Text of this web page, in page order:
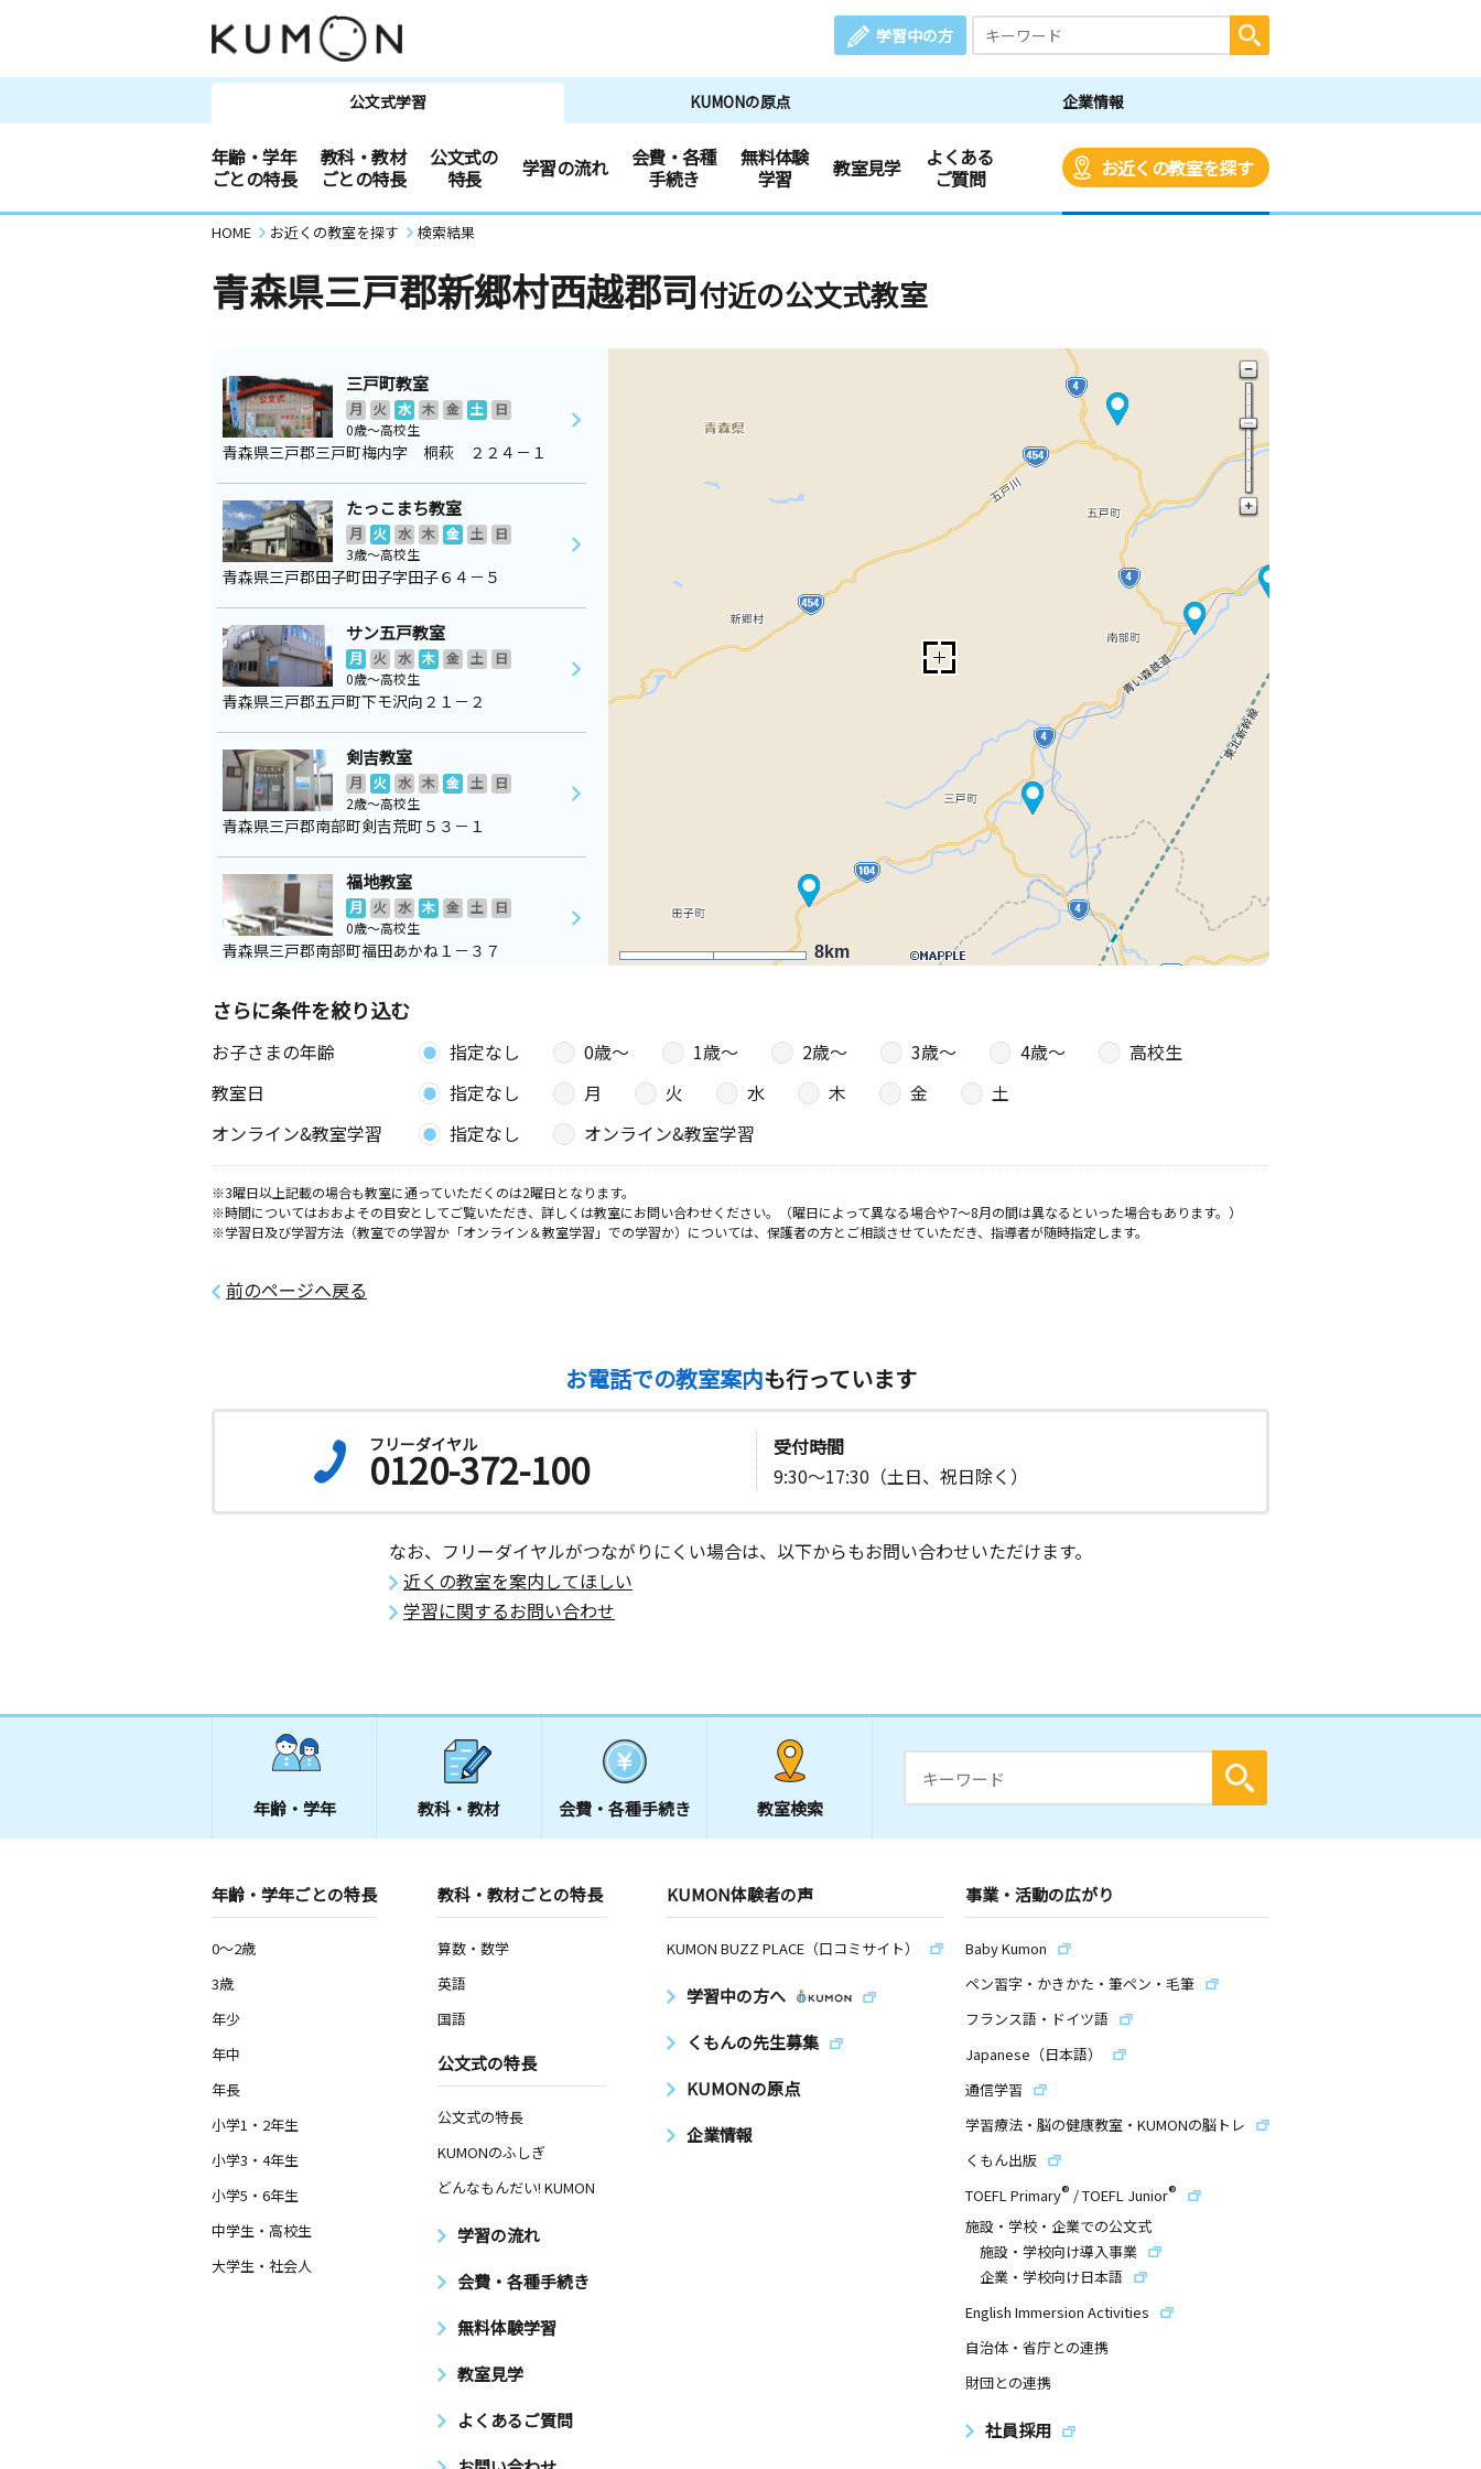
学習中の方
公文式学習 KUMONの原点 企業情報
年齢・学年
ごとの特長
教科・教材
ごとの特長
公文式の
特長
学習の流れ
会費・各種
手続き
無料体験
学習
教室見学
よくある
ご質問
お近くの教室を探す
HOME お近くの教室を探す 検索結果
青森県三戸郡新郷村西越郡司付近の公文式教室
8km
三戸町教室
月 火 水 木 金 土
日
0歳～高校生
青森県三戸郡三戸町梅内字 桐萩 ２２４－１
たっこまち教室
月 火 水 木 金 土
日
3歳～高校生
青森県三戸郡田子町田子字田子６４－５
サン五戸教室
月 火 水 木 金 土
日
0歳～高校生
青森県三戸郡五戸町下モ沢向２１－２
剣吉教室
月 火 水 木 金 土
日
2歳～高校生
青森県三戸郡南部町剣吉荒町５３－１
福地教室
月 火 水 木 金 土
日
0歳～高校生
青森県三戸郡南部町福田あかね１－３７
さらに条件を絞り込む
お子さまの年齢 指定なし 0歳〜 1歳〜 2歳〜 3歳〜 4歳〜
高校生
教室日
指定なし 月 火 水 木 金
土
オンライン&教室学習
指定なし オンライン&教室学習
※3曜日以上記載の場合も教室に通っていただくのは2曜日となります。
※時間についてはおおよその目安としてご覧いただき、詳しくは教室にお問い合わせください。（曜日によって異なる場合や7～8月の間は異なるといった場合もあります。）
※学習日及び学習方法（教室での学習か「オンライン＆教室学習」での学習か）については、保護者の方とご相談させていただき、指導者が随時指定します。
前のページへ戻る
お電話での教室案内も行っています
フリーダイヤル
0120-372-100
受付時間
9:30～17:30（土日、祝日除く）
なお、フリーダイヤルがつながりにくい場合は、以下からもお問い合わせいただけます。
近くの教室を案内してほしい
学習に関するお問い合わせ
年齢・学年 教科・教材 会費・ 各種手続き 教室検索
年齢・学年ごとの特長
0～2歳
3歳
年少
年中
年長
小学1・2年生
小学3・4年生
小学5・6年生
中学生・高校生
大学生・社会人
教科・教材ごとの特長
算数・数学
英語
国語
公文式の特長
公文式の特長
KUMONのふしぎ
どんなもんだい! KUMON
学習の流れ
会費・各種手続き
無料体験学習
教室見学
よくあるご質問
KUMON体験者の声
KUMON BUZZ PLACE（口コミサイト）
学習中の方へ
くもんの先生募集
KUMONの原点
企業情報
事業・活動の広がり
Baby Kumon
ペン習字・かきかた・筆ペン・毛筆
フランス語・ドイツ語
Japanese（日本語）
通信学習
学習療法・脳の健康教室・KUMONの脳トレ
くもん出版
TOEFL Primary® /TOEFL Junior®
施設・学校・企業での公文式
施設・学校向け導入事業
企業・学校向け日本語
English Immersion Activities
自治体・省庁との連携
財団との連携
社員採用